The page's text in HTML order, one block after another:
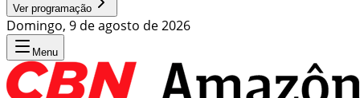
Ver programação
Domingo, 9 de agosto de 2026
Menu